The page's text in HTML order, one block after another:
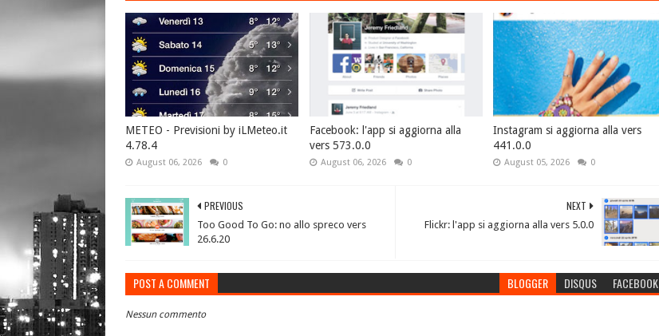
METEO - Previsioni by iLMeteo.it
4.78.4
August 06, 2026 0
Facebook: l'app si aggiorna alla
vers 573.0.0
August 06, 2026 0
Instagram si aggiorna alla vers
441.0.0
August 05, 2026 0
NEXT
Flickr: l'app si aggiorna alla vers 5.0.0
PREVIOUS
Too Good To Go: no allo spreco vers
26.6.20
POST A COMMENT BLOGGER DISQUS FACEBOOK
Nessun commento